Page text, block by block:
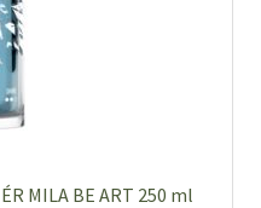
MILA BE ART 250 ml